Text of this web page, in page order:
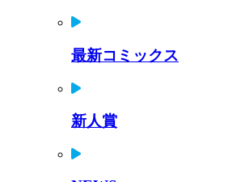
最新コミックス
新人賞